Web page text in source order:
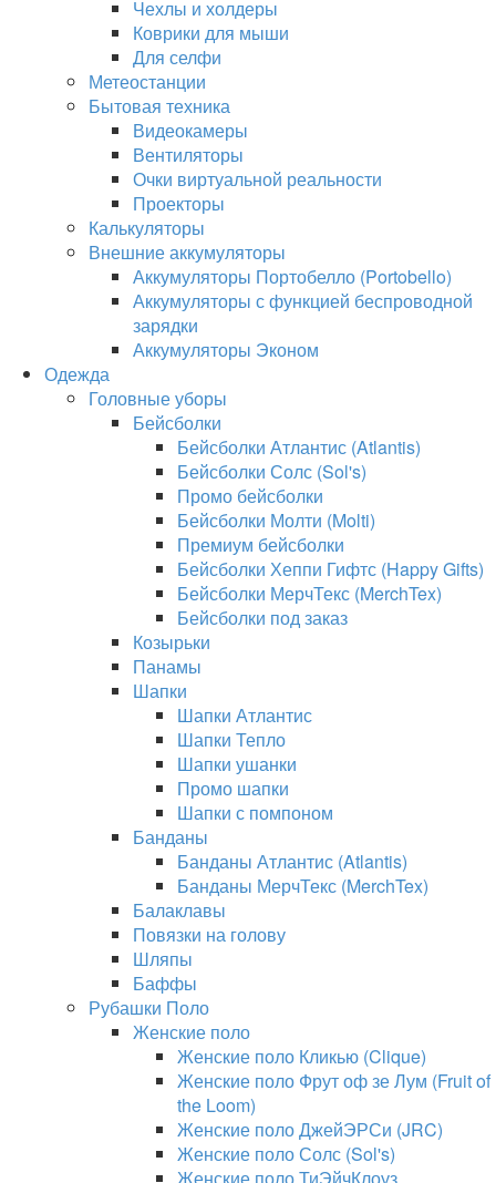
Чехлы и холдеры
Коврики для мыши
Для селфи
Метеостанции
Бытовая техника
Видеокамеры
Вентиляторы
Очки виртуальной реальности
Проекторы
Калькуляторы
Внешние аккумуляторы
Аккумуляторы Портобелло (Portobello)
Аккумуляторы с функцией беспроводной
зарядки
Аккумуляторы Эконом
Одежда
Головные уборы
Бейсболки
Бейсболки Атлантис (Atlantis)
Бейсболки Солс (Sol's)
Промо бейсболки
Бейсболки Молти (Molti)
Премиум бейсболки
Бейсболки Хеппи Гифтс (Happy Gifts)
Бейсболки МерчТекс (MerchTex)
Бейсболки под заказ
Козырьки
Панамы
Шапки
Шапки Атлантис
Шапки Тепло
Шапки ушанки
Промо шапки
Шапки с помпоном
Банданы
Банданы Атлантис (Atlantis)
Банданы МерчТекс (MerchTex)
Балаклавы
Повязки на голову
Шляпы
Баффы
Рубашки Поло
Женские поло
Женские поло Кликью (Clique)
Женские поло Фрут оф зе Лум (Fruit of
the Loom)
Женские поло ДжейЭРСи (JRC)
Женские поло Солс (Sol's)